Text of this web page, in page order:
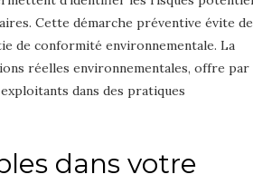
Cette démarche préventive évite de
de conformité environnementale. La
réelles environnementales, offre par
dans des pratiques
dans votre